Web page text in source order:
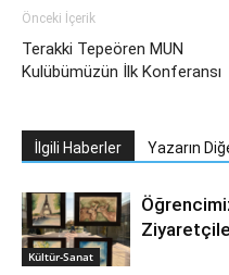
Önceki İçerik
Terakki Tepeören MUN
Kulübümüzün İlk Konferansı
İlgili Haberler Yazarın
Kültür-Sanat